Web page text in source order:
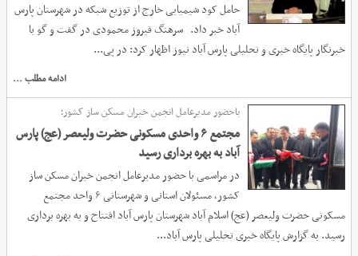
حامل کود شیمیایی خارج از توزیع شبکه در شهرستان پارس
آباد خبر داد. سرهنگ فیروز محمودی در گفت و گو با
خبرنگار پایگاه خبری و تحلیلی پارس آباد نیوز اظهار کرد: در پی...
ادامه مطلب ...
باحضور مدیرعامل انجمن خیران مسکن ساز کشور؛
مجتمع ۶ واحدی مسکونی حضرت ولیعصر (عج) پارس
آباد به بهره برداری رسید
در مراسمی با حضور مدیرعامل انجمن خیران مسکن ساز
کشور، مسئولان استانی و شهرستانی ۶ واحد مجتمع
مسکونی حضرت ولیعصر (عج) اسلام آباد شهرستان پارس آباد افتتاح و به بهره برداری
رسید. به گزارش پایگاه خبری تحلیلی پارس آباد...